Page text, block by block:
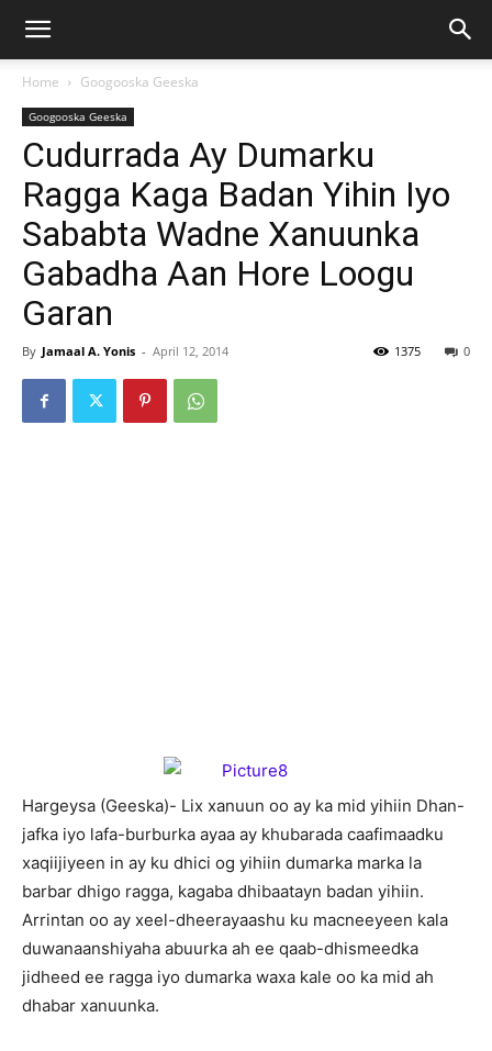
Home Googooska Geeska
Googooska Geeska
Cudurrada Ay Dumarku
Ragga Kaga Badan Yihin Iyo
Sababta Wadne Xanuunka
Gabadha Aan Hore Loogu
Garan
By Jamaal A. Yonis - April 12, 2014 0
1375
Hargeysa (Geeska)- Lix xanuun oo ay ka mid yihiin Dhan-
jafka iyo lafa-burburka ayaa ay khubarada caafimaadku
xaqiijiyeen in ay ku dhici og yihiin dumarka marka la
barbar dhigo ragga, kagaba dhibaatayn badan yihiin.
Arrintan oo ay xeel-dheerayaashu ku macneeyeen kala
duwanaanshiyaha abuurka ah ee qaab-dhismeedka
jidheed ee ragga iyo dumarka waxa kale oo ka mid ah
dhabar xanuunka.